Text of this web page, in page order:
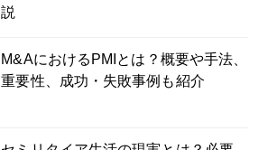
説
M&AにおけるPMIとは？概要や手法、
重要性、成功・失敗事例も紹介